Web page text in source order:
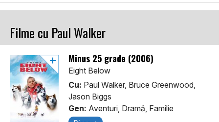
Filme cu Paul Walker
Minus 25 grade (2006)
Eight Below
Cu: Paul Walker, Bruce Greenwood,
Jason Biggs
Gen: Aventuri, Dramă, Familie